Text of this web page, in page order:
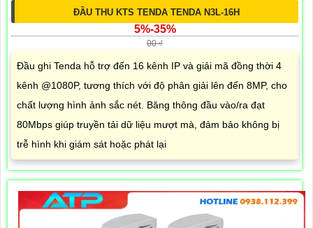
ĐẦU THU KTS TENDA TENDA N3L-16H
5%-35%
00 ₫
Đầu ghi Tenda hỗ trợ đến 16 kênh IP và giải mã đồng thời 4
kênh @1080P, tương thích với độ phân giải lên đến 8MP, cho
chất lượng hình ảnh sắc nét. Băng thông đầu vào/ra đạt
80Mbps giúp truyền tải dữ liệu mượt mà, đảm bảo không bị
trễ hình khi giám sát hoặc phát lại